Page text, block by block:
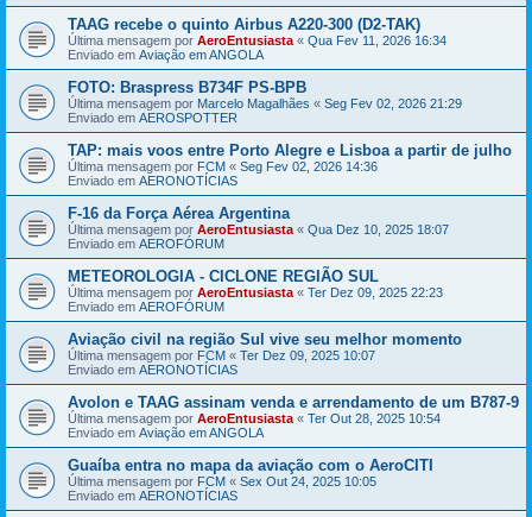
TAAG recebe o quinto Airbus A220-300 (D2-TAK)
Última mensagem por AeroEntusiasta « Qua Fev 11, 2026 16:34
Enviado em Aviação em ANGOLA
FOTO: Braspress B734F PS-BPB
Última mensagem por Marcelo Magalhães « Seg Fev 02, 2026 21:29
Enviado em AEROSPOTTER
TAP: mais voos entre Porto Alegre e Lisboa a partir de julho
Última mensagem por FCM « Seg Fev 02, 2026 14:36
Enviado em AERONOTÍCIAS
F-16 da Força Aérea Argentina
Última mensagem por AeroEntusiasta « Qua Dez 10, 2025 18:07
Enviado em AEROFÓRUM
METEOROLOGIA - CICLONE REGIÃO SUL
Última mensagem por AeroEntusiasta « Ter Dez 09, 2025 22:23
Enviado em AEROFÓRUM
Aviação civil na região Sul vive seu melhor momento
Última mensagem por FCM « Ter Dez 09, 2025 10:07
Enviado em AERONOTÍCIAS
Avolon e TAAG assinam venda e arrendamento de um B787-9
Última mensagem por AeroEntusiasta « Ter Out 28, 2025 10:54
Enviado em Aviação em ANGOLA
Guaíba entra no mapa da aviação com o AeroCITI
Última mensagem por FCM « Sex Out 24, 2025 10:05
Enviado em AERONOTÍCIAS